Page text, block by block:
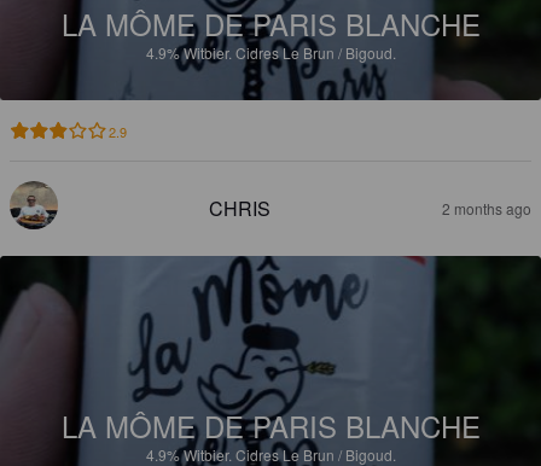
LA MÔME DE PARIS BLANCHE
4.9%Witbier. Cidres Le Brun / Bigoud.
2.9
CHRIS 2 months ago
LA MÔME DE PARIS BLANCHE
4.9%Witbier. Cidres Le Brun / Bigoud.